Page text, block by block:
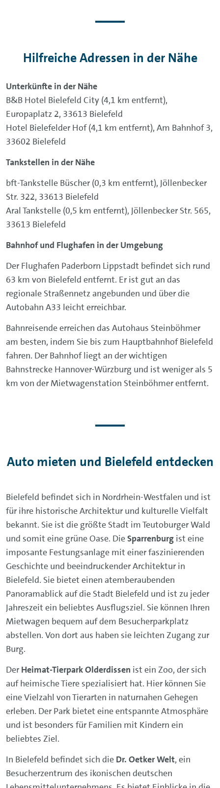
Hilfreiche Adressen in der Nähe
Unterkünfte in der Nähe
B&B Hotel Bielefeld City (4,1 km entfernt),
Europaplatz 2, 33613 Bielefeld
Hotel Bielefelder Hof (4,1 km entfernt), Am Bahnhof 3,
33602 Bielefeld
Tankstellen in der Nähe
bft-Tankstelle Büscher (0,3 km entfernt), Jöllenbecker
Str. 322, 33613 Bielefeld
Aral Tankstelle (0,5 km entfernt), Jöllenbecker Str. 565,
33613 Bielefeld
Bahnhof und Flughafen in der Umgebung
Der Flughafen Paderborn Lippstadt befindet sich rund
63 km von Bielefeld entfernt. Er ist gut an das
regionale Straßennetz angebunden und über die
Autobahn A33 leicht erreichbar.
Bahnreisende erreichen das Autohaus Steinböhmer
am besten, indem Sie bis zum Hauptbahnhof Bielefeld
fahren. Der Bahnhof liegt an der wichtigen
Bahnstrecke Hannover-Würzburg und ist weniger als 5
km von der Mietwagenstation Steinböhmer entfernt.
Auto mieten und Bielefeld entdecken
Bielefeld befindet sich in Nordrhein-Westfalen und ist
für ihre historische Architektur und kulturelle Vielfalt
bekannt. Sie ist die größte Stadt im Teutoburger Wald
und somit eine grüne Oase. DieSparrenburg ist eine
imposante Festungsanlage mit einer faszinierenden
Geschichte und beeindruckender Architektur in
Bielefeld. Sie bietet einen atemberaubenden
Panoramablick auf die Stadt Bielefeld und ist zu jeder
Jahreszeit ein beliebtes Ausflugsziel. Sie können Ihren
Mietwagen bequem auf dem Besucherparkplatz
abstellen. Von dort aus haben sie leichten Zugang zur
Burg.
Der Heimat-Tierpark Olderdissen ist ein Zoo, der sich
auf heimische Tiere spezialisiert hat. Hier können Sie
eine Vielzahl von Tierarten in naturnahen Gehegen
erleben. Der Park bietet eine entspannte Atmosphäre
und ist besonders für Familien mit Kindern ein
beliebtes Ziel.
In Bielefeld befindet sich die Dr. Oetker Welt, ein
Besucherzentrum des ikonischen deutschen